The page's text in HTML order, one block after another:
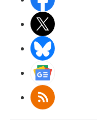
RSS